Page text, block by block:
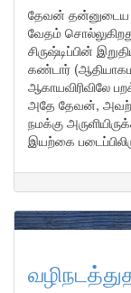
தேவன் தன்னுடைய
வேதம்
சிருஷ்டிப்பின்
கண்டார்
ஆகாயவிரிவிலே
அதே தேவன்,
நமக்கு
இயற்கை